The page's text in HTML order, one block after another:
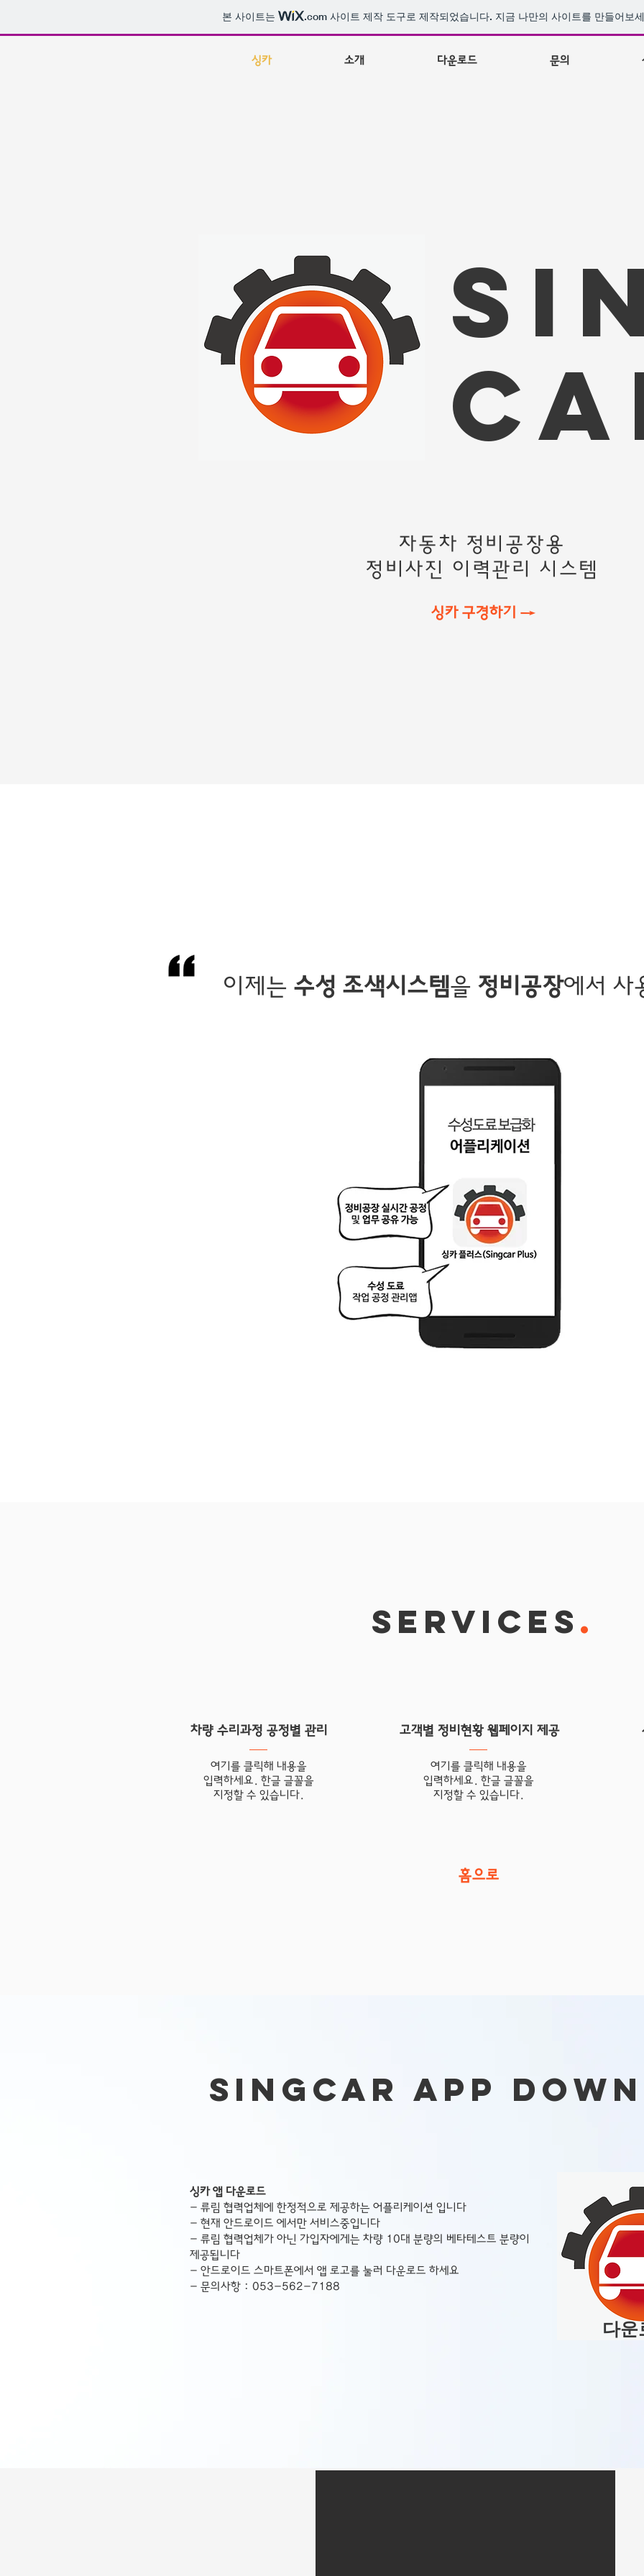
본 사이트는 .com 사이트 제작 도구로 제작되었습니다. 지금 나만의 사이트를 만들어보
싱카 소개 다운로드 문의
자동차 정비공장용
​정비사진 이력관리 시스템
싱카 구경하기 →
이제는 수성 조색시스템을 정비공장에서 사
SERVICES.
​차량 수리과정 공정별 관리
여기를 클릭해 내용을
입력하세요. 한글 글꼴을
​지정할 수 있습니다.
고객별 정비현황 웹페이지 제공
여기를 클릭해 내용을
입력하세요. 한글 글꼴을
​지정할 수 있습니다.
홈으로
Singcar App
싱카 앱 다운로드
- 류림 협력업체에 한정적으로 제공하는 어플리케이션 입니다
- 현재 안드로이드 에서만 서비스중입니다
- 류림 협력업체가 아닌 가입자에게는 차량 10대 분량의 베타테스트 분량이
제공됩니다
- 안드로이드 스마트폰에서 앱 로고를 눌러 다운로드 하세요
- 문의사항 : 053-562-7188
다